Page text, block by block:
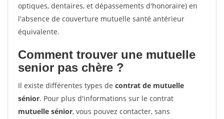
optiques, dentaires, et dépassements d'honoraire) en
l'absence de couverture mutuelle santé antérieur
équivalente.
Comment trouver une mutuelle
senior pas chère ?
Il existe différentes types de contrat de mutuelle
sénior. Pour plus d'informations sur le contrat
mutuelle sénior, vous pouvez contacter, sans